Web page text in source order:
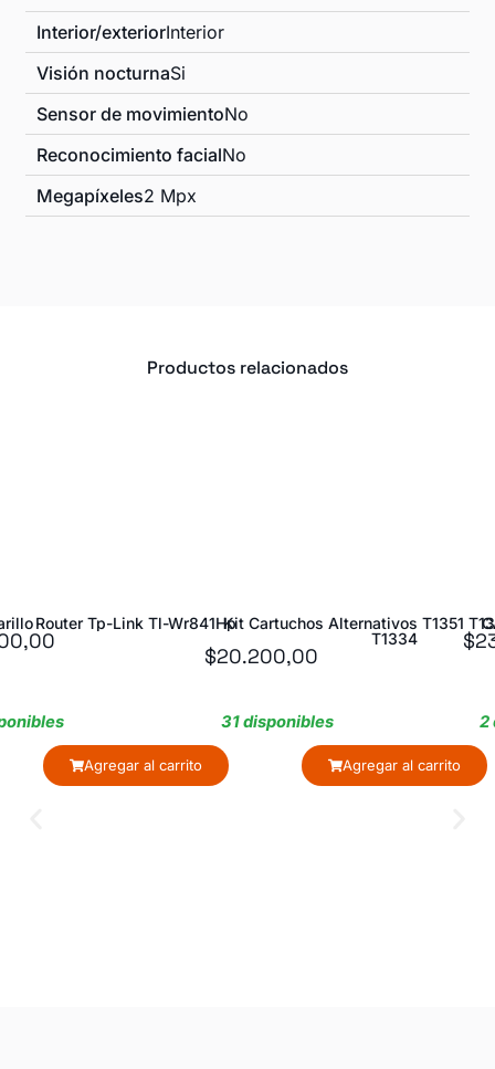
Interior/exteriorInterior
Visión nocturnaSi
Sensor de movimientoNo
Reconocimiento facialNo
Megapíxeles2 Mpx
Productos relacionados
Wr841HpKit Cartuchos Alternativos T1351 T1332 T1333
$
Agregar al carrito
CALCULADORA
23.700,00
2 disponibles